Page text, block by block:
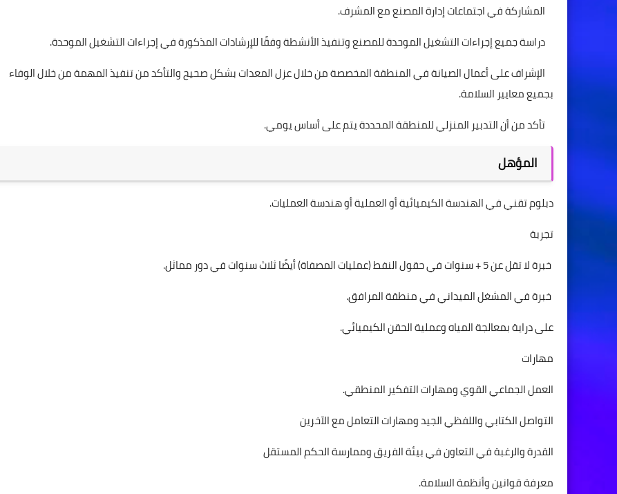
المشاركة في اجتماعات إدارة المصنع مع المشرف.
دراسة جميع إجراءات التشغيل الموحدة للمصنع وتنفيذ الأنشطة وفقًا للإرشادات المذكورة في إجراءات التشغيل الموحدة.
الإشراف على أعمال الصيانة في المنطقة المخصصة من خلال عزل المعدات بشكل صحيح والتأكد من تنفيذ المهمة من خلال الوفاء
بجميع معايير السلامة.
تأكد من أن التدبير المنزلي للمنطقة المحددة يتم على أساس يومي.
المؤهل
دبلوم تقني في الهندسة الكيميائية أو العملية أو هندسة العمليات.
تجربة
خبرة لا تقل عن 5 + سنوات في حقول النفط (عمليات المصفاة) أيضًا ثلاث سنوات في دور مماثل.
خبرة في المشغل الميداني في منطقة المرافق.
على دراية بمعالجة المياه وعملية الحقن الكيميائي.
مهارات
العمل الجماعي القوي ومهارات التفكير المنطقي.
التواصل الكتابي واللفظي الجيد ومهارات التعامل مع الآخرين
القدرة والرغبة في التعاون في بيئة الفريق وممارسة الحكم المستقل
معرفة قوانين وأنظمة السلامة.